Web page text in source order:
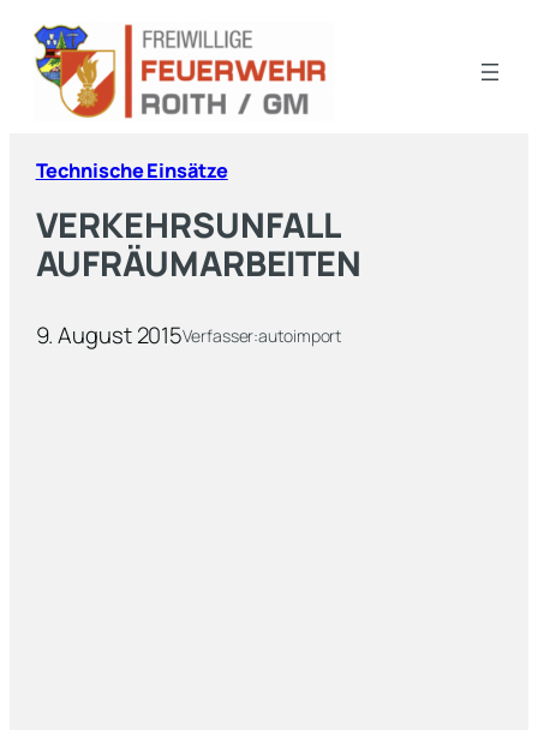
Technische Einsätze
VERKEHRSUNFALL
AUFRÄUMARBEITEN
9. August 2015Verfasser:autoimport